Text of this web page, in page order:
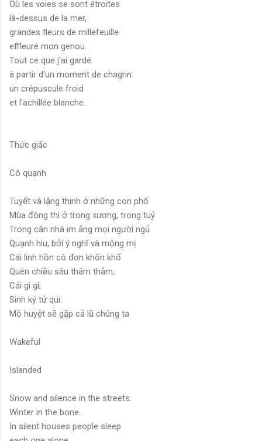
Où les voies se sont étroites
là-dessus de la mer,
grandes fleurs de millefeuille
effleuré mon genou.
Tout ce que j'ai gardé
à partir d'un moment de chagrin:
un crépuscule froid
et l'achillée blanche.
Thức giấc
Cô quạnh
Tuyết và lặng thinh ở những con phố
Mùa đông thì ở trong xương, trong tuỷ
Trong căn nhà im ắng mọi người ngủ
Quạnh hiu, bởi ý nghĩ và mộng mị
Cái linh hồn cô đơn khốn khổ
Quên chiều sâu thăm thẳm,
Cái gì gì,
Sinh ký tử qui:
Mộ huyệt sẽ gặp cả lũ chúng ta
Wakeful
Islanded
Snow and silence in the streets.
Winter in the bone.
In silent houses people sleep